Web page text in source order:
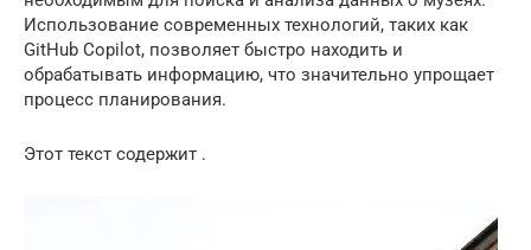
Использование современных технологий, таких как
GitHub Copilot, позволяет быстро находить и
обрабатывать информацию, что значительно упрощает
процесс планирования.
Этот текст содержит .